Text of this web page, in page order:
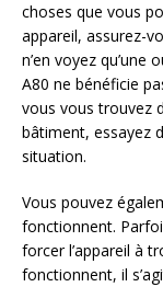
choses que vous
appareil, assurez-
n’en voyez qu’une
A80 ne bénéficie
vous vous trouvez
bâtiment, essayez
situation.
Vous pouvez
fonctionnent.
forcer l’appareil à
fonctionnent, il